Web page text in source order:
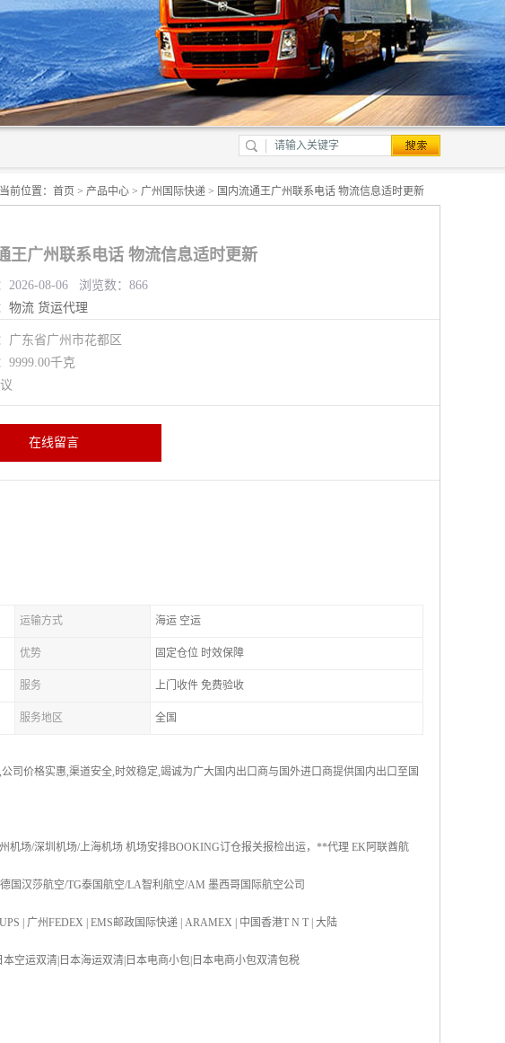
当前位置： 首页 > 产品中心 > 广州国际快递 > 国内流通王广州联系电话 物流信息适时更新
王广州联系电话 物流信息适时更新
2026-08-06 浏览数：866
物流 货运代理
广东省广州市花都区
9999.00千克
在线留言
运输方式 海运 空运
优势 固定仓位 时效保障
服务 上门收件 免费验收
服务地区 全国
司价格实惠,渠道安全,时效稳定,竭诚为广大国内出口商与国外进口商提供国内出口至国
机场/深圳机场/上海机场 机场安排BOOKING订仓报关报检出运，**代理 EK阿联酋航
国汉莎航空/TG泰国航空/LA智利航空/AM 墨西哥国际航空公司
| 广州FEDEX | EMS邮政国际快递 | ARAMEX | 中国香港T N T | 大陆
空运双清|日本海运双清|日本电商小包|日本电商小包双清包税